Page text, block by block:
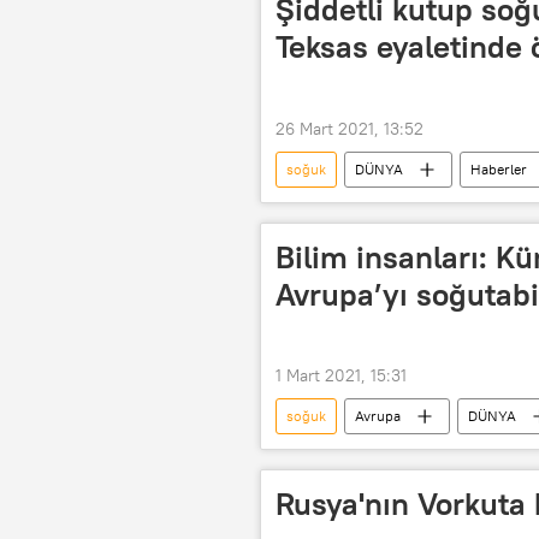
Şiddetli kutup
Teksas eyaletinde
26 Mart 2021, 13:52
soğuk DÜNYA Haberler
Ölüm
ABD
Bilim insanları:
Avrupa’yı
1 Mart 2021, 15:31
soğuk Avrupa DÜNYA
Küresel ısınma
Kuzey
Rusya'nın